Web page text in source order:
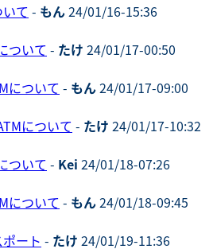
て - もん24/01/16-15:36
ついて - たけ 24/01/17-00:50
について - もん24/01/17-09:00
について - たけ 24/01/17-10:32
ついて - Kei 24/01/18-07:26
について - もん24/01/18-09:45
ート - たけ 24/01/19-11:36